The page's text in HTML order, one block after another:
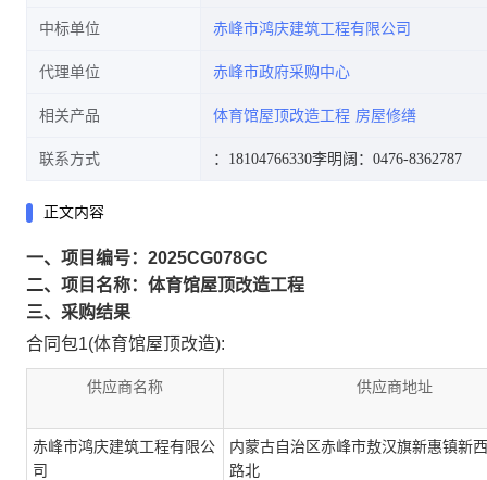
中标单位 赤峰市鸿庆建筑工程有限公司
代理单位 赤峰市政府采购中心
相关产品 体育馆屋顶改造工程 房屋修缮
联系方式 ：18104766330李明阔：0476-8362787
正文内容
一、项目编号：2025CG078GC
二、项目名称：体育馆屋顶改造工程
三、采购结果
合同包1(体育馆屋顶改造):
供应商名称 供应商地址
赤峰市鸿庆建筑工程有限公
司
内蒙古自治区赤峰市敖汉旗新惠镇新
路北